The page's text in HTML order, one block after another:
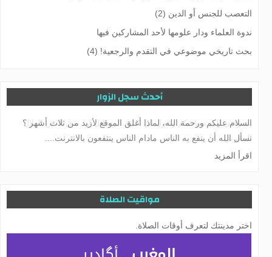
التعصب للجنس أو الدين (2)
ندوة العلماء ودار علومها لأحد المشاركين فيها
بحث تاريخي موضوعي في التقدم والرجعية! (4)
أحدث سجل الزوار
يشرفني إلى سيادتكم وتنزل لي كتابة الرسائل لد. تقي الدين الهلال
المغربي
اقرأ المزيد
مواقيت الصلاة
اختر مدينتك لتعرف أوقات الصلاة.